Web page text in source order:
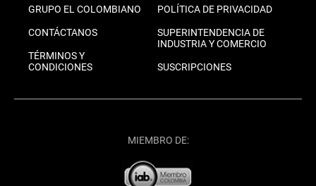
GRUPO EL COLOMBIANO
CONTÁCTANOS
TÉRMINOS Y
CONDICIONES
POLÍTICA DE PRIVACIDAD
SUPERINTENDENCIA DE
INDUSTRIA Y COMERCIO
SUSCRIPCIONES
MIEMBRO DE: